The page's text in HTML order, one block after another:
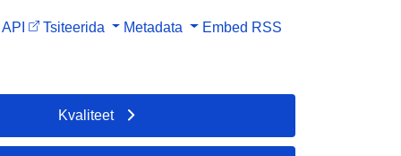
API Tsiteerida Metadata Embed RSS
Kvaliteet